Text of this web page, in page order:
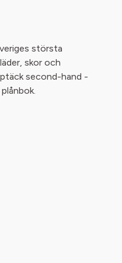
största
skor och
second-hand -